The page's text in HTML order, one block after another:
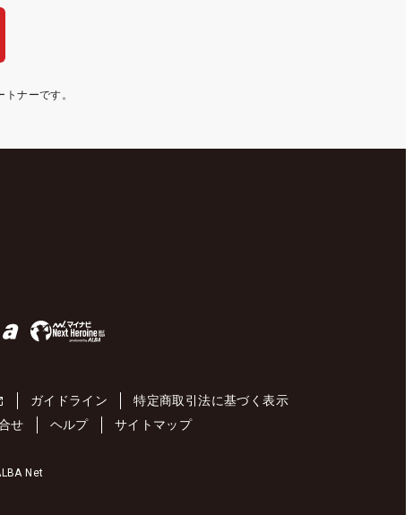
ナーです。
ガイドライン
特定商取引法に基づく表示
せ ヘルプ サイトマップ
Net